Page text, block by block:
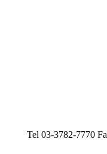
Tel 03-3782-7770